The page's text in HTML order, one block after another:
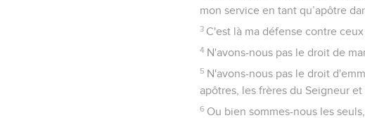
mon service en tant qu’apôtre
3 C'est là ma défense contre
4 N'avons-nous pas le droit de
5 N'avons-nous pas le droit
apôtres, les frères du Seigneur et
6 Ou bien sommes-nous les